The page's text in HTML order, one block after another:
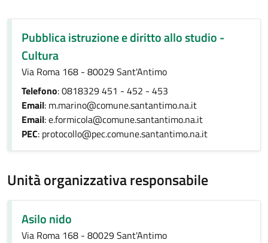
Pubblica istruzione e diritto allo studio -
Cultura
Via Roma 168 - 80029 Sant'Antimo
Telefono: 0818329 451 - 452 - 453
Email: m.marino@comune.santantimo.na.it
Email: e.formicola@comune.santantimo.na.it
PEC: protocollo@pec.comune.santantimo.na.it
Unità organizzativa responsabile
Asilo nido
Via Roma 168 - 80029 Sant'Antimo